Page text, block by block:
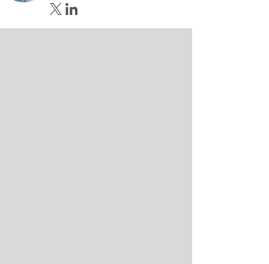
Opens in new window
Opens in new window